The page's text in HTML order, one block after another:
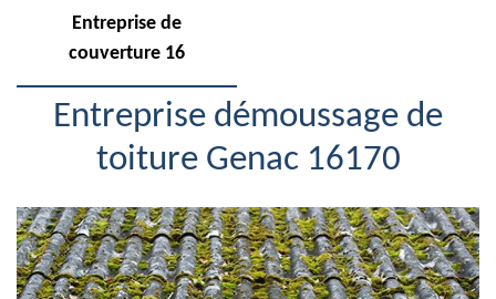
Entreprise de
couverture 16
Entreprise démoussage de
toiture Genac 16170